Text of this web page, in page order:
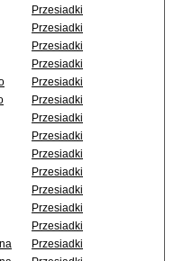
Przesiadki
Przesiadki
Przesiadki
Przesiadki
Przesiadki
Przesiadki
Przesiadki
Przesiadki
Przesiadki
Przesiadki
Przesiadki
Przesiadki
Przesiadki
Przesiadki